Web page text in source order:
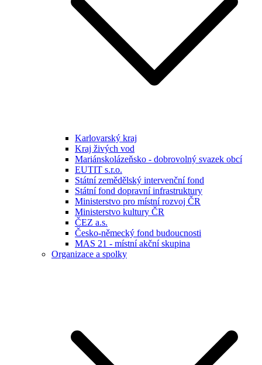
Karlovarský kraj
Kraj živých vod
Mariánskolázeňsko - dobrovolný svazek obcí
EUTIT s.r.o.
Státní zemědělský intervenční fond
Státní fond dopravní infrastruktury
Ministerstvo pro místní rozvoj ČR
Ministerstvo kultury ČR
ČEZ a.s.
Česko-německý fond budoucnosti
MAS 21 - místní akční skupina
Organizace a spolky